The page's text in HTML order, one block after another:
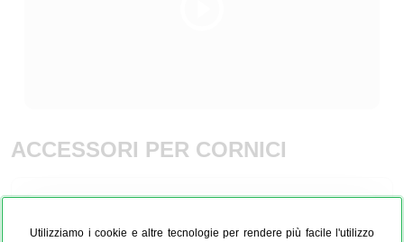
Utilizziamo i cookie e altre tecnologie per rendere più facile l'utilizzo
ACCESSORI PER CORNICI